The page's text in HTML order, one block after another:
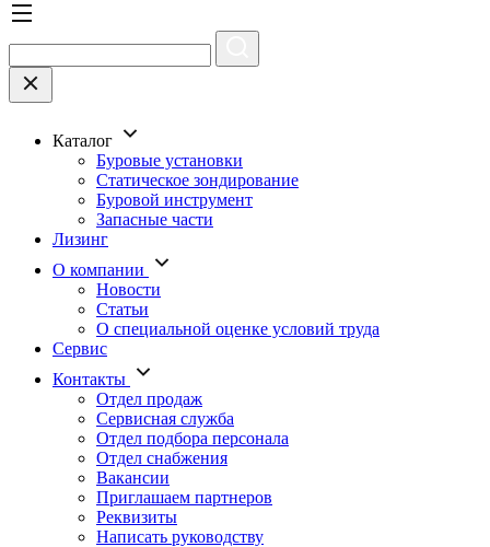
Каталог
Буровые установки
Статическое зондирование
Буровой инструмент
Запасные части
Лизинг
О компании
Новости
Статьи
О специальной оценке условий труда
Сервис
Контакты
Отдел продаж
Сервисная служба
Отдел подбора персонала
Отдел снабжения
Вакансии
Приглашаем партнеров
Реквизиты
Написать руководству